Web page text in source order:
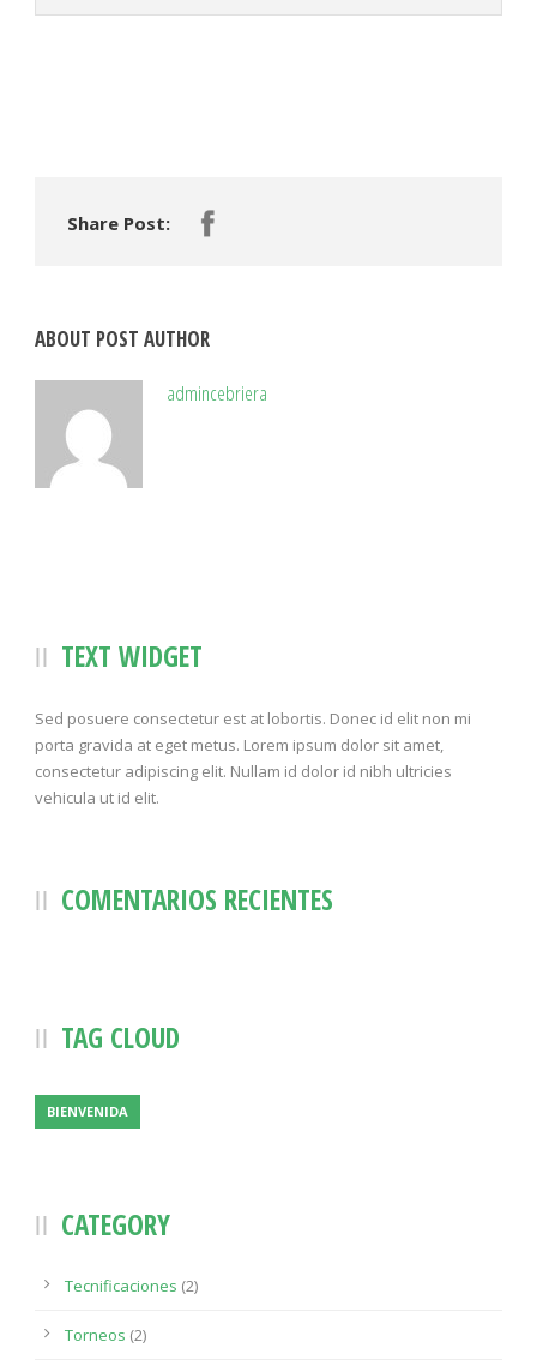
Share Post:
ABOUT POST AUTHOR
admincebriera
TEXT WIDGET
Sed posuere consectetur est at lobortis. Donec id elit non mi
porta gravida at eget metus. Lorem ipsum dolor sit amet,
consectetur adipiscing elit. Nullam id dolor id nibh ultricies
vehicula ut id elit.
COMENTARIOS RECIENTES
TAG CLOUD
BIENVENIDA
CATEGORY
Tecnificaciones (2)
Torneos (2)